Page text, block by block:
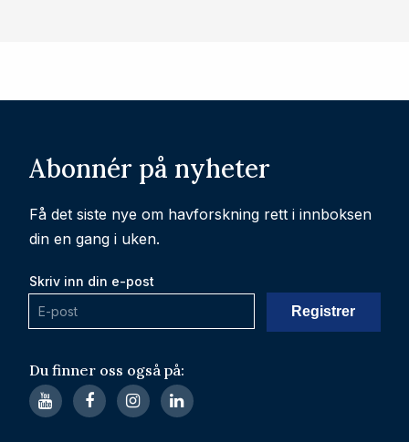
Du finner oss også på:
Abonnér på nyheter
Få det siste nye om havforskning rett i innboksen
din en gang i uken.
Skriv inn din e-post